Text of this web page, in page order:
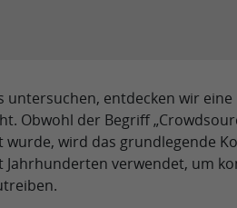
entdecken wir eine
Obwohl der Begriff
wird das grundlegende
verwendet, um